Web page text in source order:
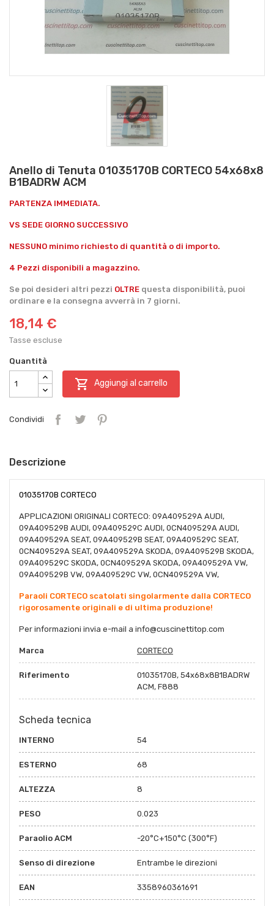
Anello di Tenuta 01035170B CORTECO 54x68x8
B1BADRW ACM
PARTENZA IMMEDIATA.
VS SEDE GIORNO SUCCESSIVO
NESSUNO minimo richiesto di quantità o di importo.
4 Pezzi disponibili a magazzino.
Se poi desideri altri pezzi OLTRE questa disponibilità, puoi
ordinare e la consegna avverrà in 7 giorni.
18,14 €
Tasse escluse
Quantità
 Aggiungi al carrello
Condividi
Descrizione
01035170B CORTECO
APPLICAZIONI ORIGINALI CORTECO: 09A409529A AUDI,
09A409529B AUDI, 09A409529C AUDI, 0CN409529A AUDI,
09A409529A SEAT, 09A409529B SEAT, 09A409529C SEAT,
0CN409529A SEAT, 09A409529A SKODA, 09A409529B SKODA,
09A409529C SKODA, 0CN409529A SKODA, 09A409529A VW,
09A409529B VW, 09A409529C VW, 0CN409529A VW,
Paraoli CORTECO scatolati singolarmente dalla CORTECO
rigorosamente originali e di ultima produzione!
Per informazioni invia e-mail a info@cuscinettitop.com
Marca CORTECO
Riferimento
01035170B, 54x68x8B1BADRW
ACM, F888
Scheda tecnica
INTERNO 54
ESTERNO 68
ALTEZZA 8
PESO 0.023
Paraolio ACM -20°C+150°C (300°F)
Senso di direzione Entrambe le direzioni
EAN 3358960361691